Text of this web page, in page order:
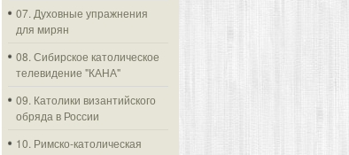
07. Духовные упражнения
для мирян
08. Сибирское католическое
телевидение "КАНА"
09. Католики византийского
обряда в России
10. Римско-католическая